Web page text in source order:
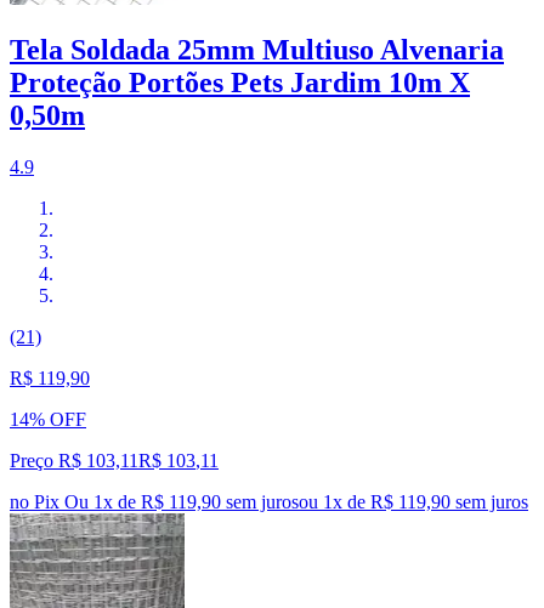
Tela Soldada 25mm Multiuso Alvenaria
Proteção Portões Pets Jardim 10m X
0,50m
4.9
(21)
R$ 119,90
14% OFF
Preço R$ 103,11R$ 103,11
no Pix Ou 1x de R$ 119,90 sem jurosou 1x de R$ 119,90 sem juros